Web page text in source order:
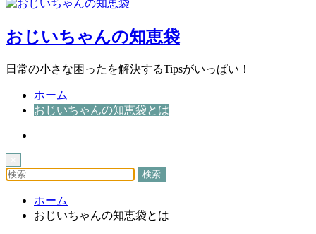
おじいちゃんの知恵袋
日常の小さな困ったを解決するTipsがいっぱい！
ホーム
おじいちゃんの知恵袋とは
ホーム
おじいちゃんの知恵袋とは